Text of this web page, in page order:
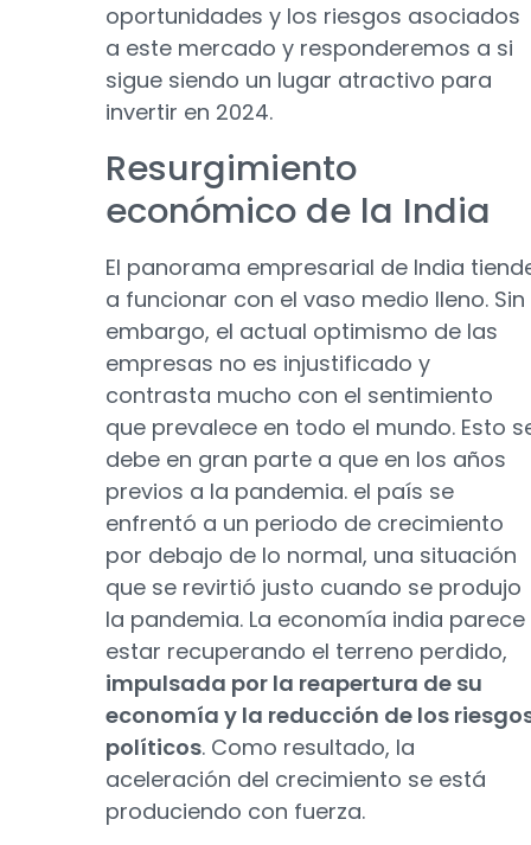
oportunidades y los riesgos asociados
a este mercado y responderemos a si
sigue siendo un lugar atractivo para
invertir en 2024.
Resurgimiento
económico de la India
El panorama empresarial de India
a funcionar con el vaso medio lleno. Sin
embargo, el actual optimismo de las
empresas no es injustificado y
contrasta mucho con el sentimiento
que prevalece en todo el mundo. Esto
debe en gran parte a que en los años
previos a la pandemia. el país se
enfrentó a un periodo de crecimiento
por debajo de lo normal, una situación
que se revirtió justo cuando se produjo
la pandemia. La economía india parece
estar recuperando el terreno perdido,
impulsada por la reapertura de su
economía y la reducción de los
políticos. Como resultado, la
aceleración del crecimiento se está
produciendo con fuerza.